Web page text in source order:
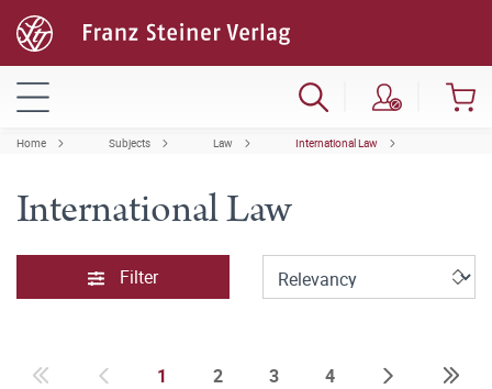
Home Subjects Law International Law
International Law
Filter
1 2 3 4